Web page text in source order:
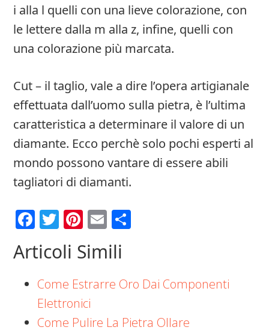
i alla l quelli con una lieve colorazione, con
le lettere dalla m alla z, infine, quelli con
una colorazione più marcata.
Cut – il taglio, vale a dire l’opera artigianale
effettuata dall’uomo sulla pietra, è l’ultima
caratteristica a determinare il valore di un
diamante. Ecco perchè solo pochi esperti al
mondo possono vantare di essere abili
tagliatori di diamanti.
Facebook
Twitter
Pinterest
Email
Articoli Simili
Come Estrarre Oro Dai Componenti
Elettronici
Come Pulire La Pietra Ollare